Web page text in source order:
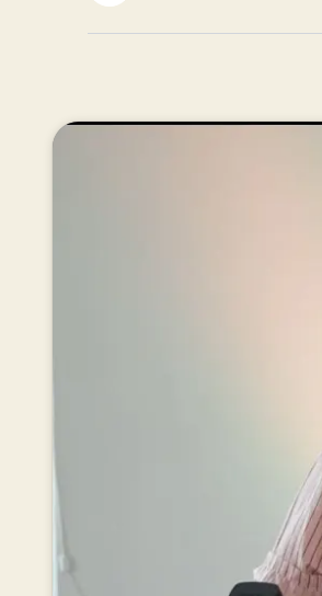
Ons team